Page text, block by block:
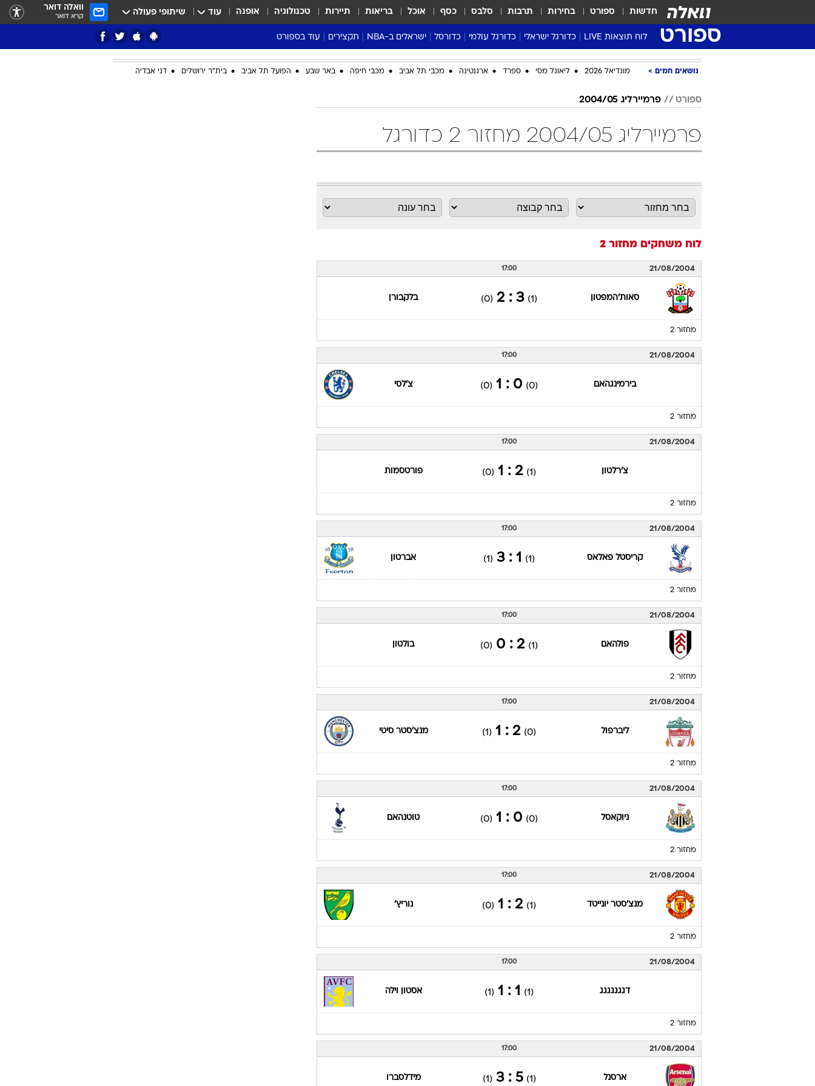
חדשות ספורט בחירות תרבות סלבס כסף אוכל בריאות תיירות טכנולוגיה אופנה עוד שיתופי פעולה וואלה דואר
קרא דואר
ספורט לוח תוצאות LIVE כדורגל ישראלי
ליגת העל Winner
שגרירים
נבחרות ישראל
ליגה א'
כדורגל עולמי
ליגה אנגלית
ליגה צרפתית
ליגת האלופות
דרום אמריקה
כדורסל
ליגת העל
נבחרות ישראל בכדורסל
כדורסל נשים
ישראלים ב-NBA
דני אבדיה
תקצירים עוד בספורט
מונדיאל 2026
NBA
אבא של שבת
סערה בממלכה
ענפים נוספים
כתבו לנו
נושאים חמים מונדיאל 2026 ליאונל מסי ספרד ארגנטינה מכבי תל אביב מכבי חיפה באר שבע הפועל תל אביב בית"ר ירושלים דני אבדיה
ספורט פרמיירליג 2004/05
פרמיירליג 2004/05 מחזור 2 כדורגל
לוח משחקים מחזור 2
21/08/2004
17:00
סאות'המפטון (1)
3 : 2
(0) בלקבורן
מחזור 2
21/08/2004
17:00
בירמינגהאם (0)
0 : 1
(0) צ'לסי
מחזור 2
21/08/2004
17:00
צ'רלטון (1)
2 : 1
(0) פורטסמות
מחזור 2
21/08/2004
17:00
קריסטל פאלאס (1)
1 : 3
(1) אברטון
מחזור 2
21/08/2004
17:00
פולהאם (1)
2 : 0
(0) בולטון
מחזור 2
21/08/2004
17:00
ליברפול (0)
2 : 1
(1) מנצ'סטר סיטי
מחזור 2
21/08/2004
17:00
ניוקאסל (0)
0 : 1
(0) טוטנהאם
מחזור 2
21/08/2004
17:00
מנצ'סטר יונייטד (1)
2 : 1
(0) נוריץ'
מחזור 2
21/08/2004
17:00
דגגגגגגג (1)
1 : 1
(1) אסטון וילה
מחזור 2
21/08/2004
17:00
ארסנל (1)
5 : 3
(1) מידלסברו